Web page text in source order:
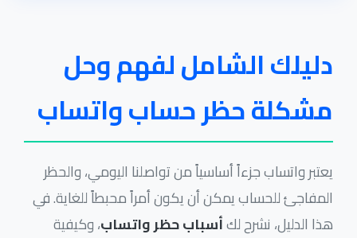
دليلك الشامل لفهم وحل
مشكلة حظر حساب واتساب
يعتبر واتساب جزءاً أساسياً من تواصلنا اليومي، والحظر
المفاجئ للحساب يمكن أن يكون أمراً محبطاً للغاية. في
هذا الدليل، نشرح لكأسباب حظر واتساب، وكيفية